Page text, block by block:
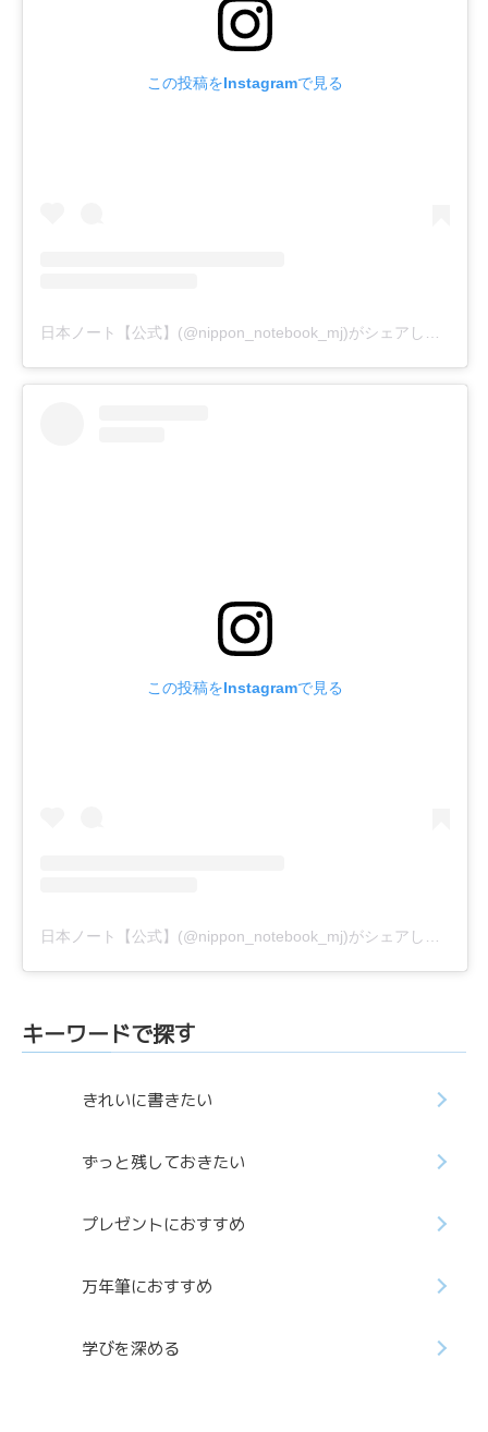
この投稿をInstagramで見る
この投稿をInstagramで見る
キーワードで探す
きれいに書きたい
ずっと残しておきたい
プレゼントにおすすめ
万年筆におすすめ
学びを深める